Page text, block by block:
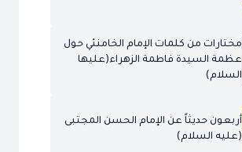
مختارات من كلمات الإمام الخامنئي حول
عظمة السيدة فاطمة الزهراء(عليها
السلام)
أربعون حديثاً عن الإمام الحسن المجتبى
(عليه السلام)